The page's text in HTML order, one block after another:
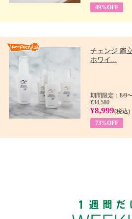
49%OFF
チェンジ 際
ホワイ...
期間限定：8/9
¥34,580
¥8,999(税込)
73%OFF